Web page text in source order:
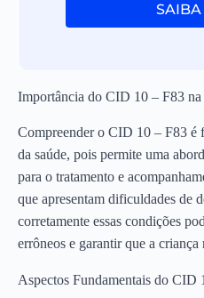
Importância do CID 10 – F83
Compreender o CID 10 – F83 é
da saúde, pois permite uma
para o tratamento e
que apresentam dificuldades de
corretamente essas condições
errôneos e garantir que a criança
Aspectos Fundamentais do CID